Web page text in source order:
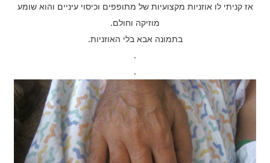
אז קניתי לו אוזניות מקצועיות של מתופפים וכיסוי עיניים והוא שומע
מוזיקה וחולם.
בתמונה אבא בלי האוזניות.
.
.